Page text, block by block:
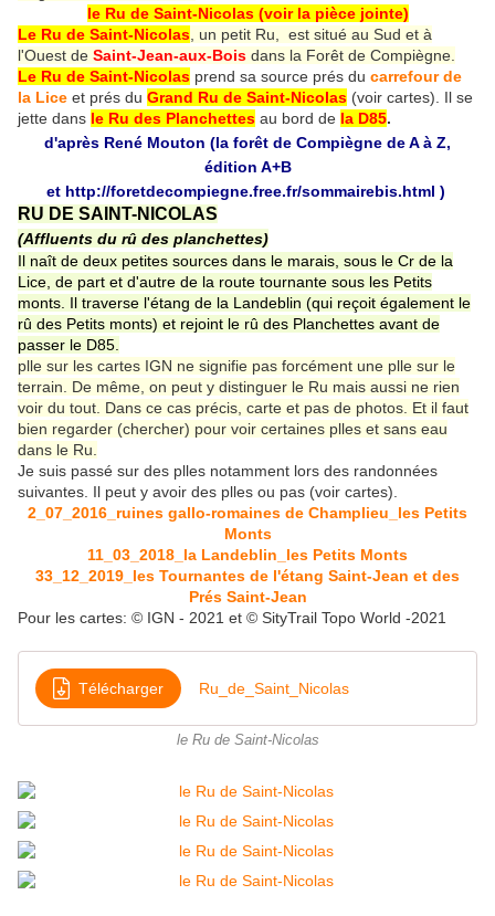
le Ru de Saint-Nicolas (voir la pièce jointe)
Le Ru de Saint-Nicolas , un petit Ru, est situé au Sud et à
l'Ouest de Saint-Jean-aux-Bois dans la Forêt de Compiègne.
Le Ru de Saint-Nicolas prend sa source prés du carrefour de
la Lice et prés du Grand Ru de Saint-Nicolas (voir cartes). Il se
jette dans le Ru des Planchettes au bord de la D85.
d'après René Mouton (la forêt de Compiègne de A à Z,
édition A+B
et http://foretdecompiegne.free.fr/sommairebis.html )
RU DE SAINT-NICOLAS
(Affluents du rû des planchettes)
Il naît de deux petites sources dans le marais, sous le Cr de la
Lice, de part et d'autre de la route tournante sous les Petits
monts. Il traverse l'étang de la Landeblin (qui reçoit également le
rû des Petits monts) et rejoint le rû des Planchettes avant de
passer le D85.
plle sur les cartes IGN ne signifie pas forcément une plle sur le
terrain. De même, on peut y distinguer le Ru mais aussi ne rien
voir du tout. Dans ce cas précis, carte et pas de photos. Et il faut
bien regarder (chercher) pour voir certaines plles et sans eau
dans le Ru.
Je suis passé sur des plles notamment lors des randonnées
suivantes. Il peut y avoir des plles ou pas (voir cartes).
2_07_2016_ruines gallo-romaines de Champlieu_les Petits
Monts
11_03_2018_la Landeblin_les Petits Monts
33_12_2019_les Tournantes de l'étang Saint-Jean et des
Prés Saint-Jean
Pour les cartes: © IGN - 2021 et © SityTrail Topo World -2021
Télécharger Ru_de_Saint_Nicolas
le Ru de Saint-Nicolas